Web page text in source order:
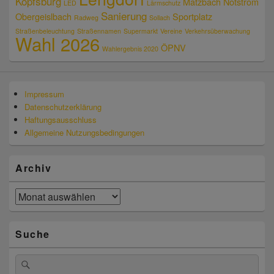
LED Lärmschutz
Obergeislbach Radweg Sanierung Sollach Sportplatz
Straßenbeleuchtung Straßennamen Supermarkt Vereine Verkehrsüberwachung
Wahl 2026 Wahlergebnis 2020 ÖPNV
Impressum
Datenschutzerklärung
Haftungsausschluss
Allgemeine Nutzungsbedingungen
Archiv
Archiv
Suche
Suchen